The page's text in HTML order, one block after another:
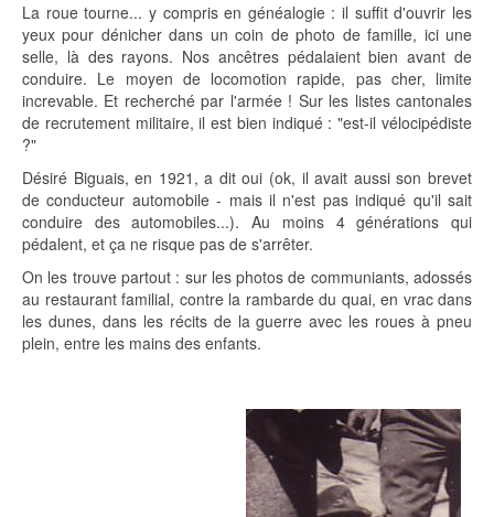
La roue tourne... y compris en généalogie : il suffit d'ouvrir les
yeux pour dénicher dans un coin de photo de famille, ici une
selle, là des rayons. Nos ancêtres pédalaient bien avant de
conduire. Le moyen de locomotion rapide, pas cher, limite
increvable. Et recherché par l'armée ! Sur les listes cantonales
de recrutement militaire, il est bien indiqué : "est-il vélocipédiste
?"
Désiré Biguais, en 1921, a dit oui (ok, il avait aussi son brevet
de conducteur automobile - mais il n'est pas indiqué qu'il sait
conduire des automobiles...). Au moins 4 générations qui
pédalent, et ça ne risque pas de s'arrêter.
On les trouve partout : sur les photos de communiants, adossés
au restaurant familial, contre la rambarde du quai, en vrac dans
les dunes, dans les récits de la guerre avec les roues à pneu
plein, entre les mains des enfants.